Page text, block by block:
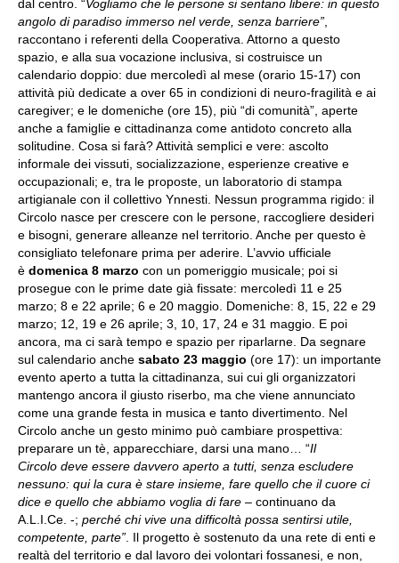
dal centro. “Vogliamo che le persone si sentano libere: in questo
angolo di paradiso immerso nel verde, senza barriere”
raccontano i referenti della Cooperativa. Attorno a questo
spazio, e alla sua vocazione inclusiva, si costruisce un
calendario doppio: due mercoledì al mese (orario 15-17) con
attività più dedicate a over 65 in condizioni di neuro-fragilità e ai
caregiver; e le domeniche (ore 15), più “di comunità”, aperte
anche a famiglie e cittadinanza come antidoto concreto alla
solitudine. Cosa si farà? Attività semplici e vere: ascolto
informale dei vissuti, socializzazione, esperienze creative e
occupazionali; e, tra le proposte, un laboratorio di stampa
artigianale con il collettivo Ynnesti. Nessun programma rigido: il
Circolo nasce per crescere con le persone, raccogliere desideri
e bisogni, generare alleanze nel territorio. Anche per questo è
consigliato telefonare prima per aderire. L’avvio ufficiale
è domenica 8 marzo con un pomeriggio musicale; poi si
prosegue con le prime date già fissate: mercoledì 11 e 25
marzo; 8 e 22 aprile; 6 e 20 maggio. Domeniche: 8, 15, 22 e 29
marzo; 12, 19 e 26 aprile; 3, 10, 17, 24 e 31 maggio. E poi
ancora, ma ci sarà tempo e spazio per riparlarne. Da segnare
sul calendario anche sabato 23 maggio (ore 17): un importante
evento aperto a tutta la cittadinanza, sui cui gli organizzatori
mantengo ancora il giusto riserbo, ma che viene annunciato
come una grande festa in musica e tanto divertimento. Nel
Circolo anche un gesto minimo può cambiare prospettiva:
preparare un tè, apparecchiare, darsi una mano… “Il
Circolo deve essere davvero aperto a tutti, senza escludere
nessuno: qui la cura è stare insieme, fare quello che il cuore ci
dice e quello che abbiamo voglia di fare – continuano da
A.L.I.Ce. -; perché chi vive una difficoltà possa sentirsi utile,
competente, parte” . Il progetto è sostenuto da una rete di enti e
realtà del territorio e dal lavoro dei volontari fossanesi, e non,